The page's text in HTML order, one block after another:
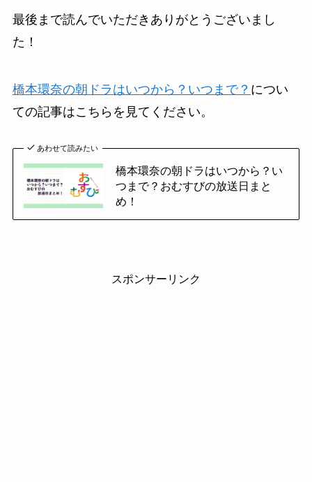
最後まで読んでいただきありがとうございまし
た！
橋本環奈の朝ドラはいつから？いつまで？ につい
ての記事はこちらを見てください。
あわせて読みたい
橋本環奈の朝ドラはいつから？い
つまで？おむすびの放送日まと
め！
スポンサーリンク